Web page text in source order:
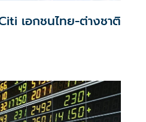
เอกชนไทย-ต่างชาติ